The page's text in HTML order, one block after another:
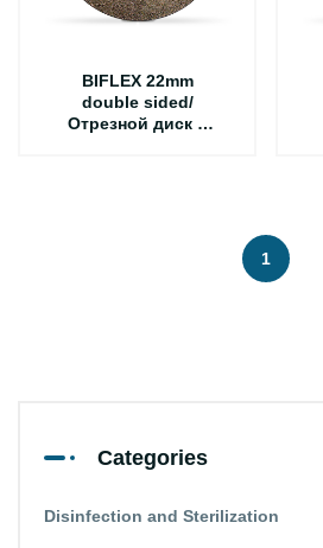
BIFLEX 22mm
double sided/
Отрезной диск с
1
Categories
Disinfection and Sterilization